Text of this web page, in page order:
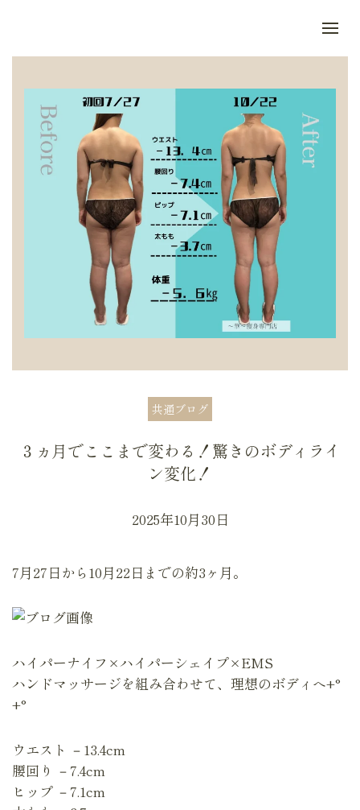
共通ブログ
３ヵ月でここまで変わる！驚きのボディライ
ン変化！
2025年10月30日
7月27日から10月22日までの約3ヶ月。
ハイパーナイフ×ハイパーシェイプ×EMS
ハンドマッサージを組み合わせて、理想のボディへ+°
+°
ウエスト －13.4cm
腰回り －7.4cm
ヒップ －7.1cm